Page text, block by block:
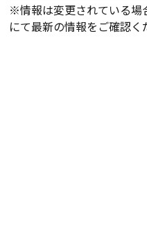
※情報は変更されている場
にて最新の情報をご確認く